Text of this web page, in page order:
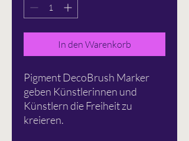
In den Warenkorb
Pigment DecoBrush Marker
geben Künstlerinnen und
Künstlern die Freiheit zu
kreieren.